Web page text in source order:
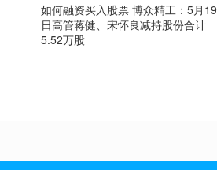
如何融资买入股票 博众精工：5月19
日高管蒋健、宋怀良减持股份合计
5.52万股